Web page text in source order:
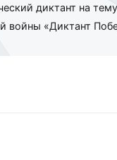
диктант на
войны «Диктант